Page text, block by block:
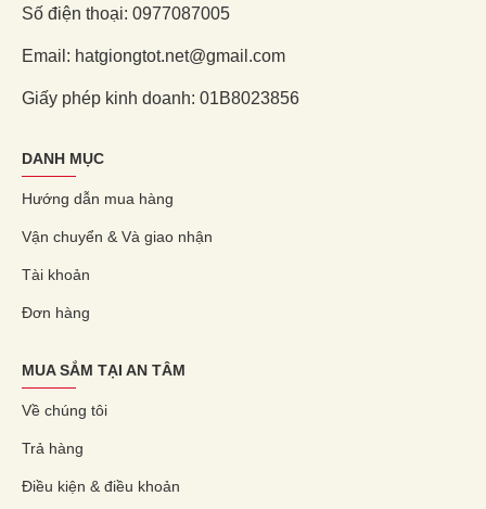
Số điện thoại: 0977087005
Email: hatgiongtot.net@gmail.com
Giấy phép kinh doanh: 01B8023856
DANH MỤC
Hướng dẫn mua hàng
Vận chuyển & Và giao nhận
Tài khoản
Đơn hàng
MUA SẮM TẠI AN TÂM
Về chúng tôi
Trả hàng
Điều kiện & điều khoản